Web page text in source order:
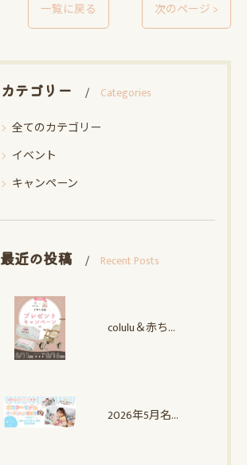
一覧に戻る 次のページ >
カテゴリー Categories
全てのカテゴリー
イベント
キャンペーン
最近の投稿 Recent Posts
colulu＆赤ちゃんデパート水谷 子育て応援プレゼントキャンペーン
2026年5月名古屋北店にて開催♪ポスターモデルオーディション撮影会♪グランプリ